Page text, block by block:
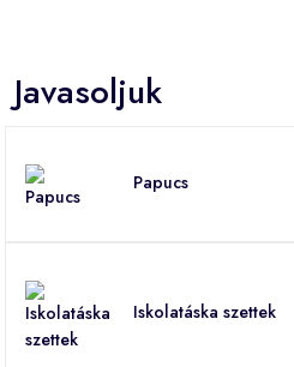
Javasoljuk
Papucs
Iskolatáska szettek